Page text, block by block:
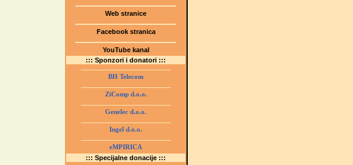
Web stranice
www.gmstziam.com.ba
Facebook stranica
YouTube kanal
GMS Tuzla
::: Sponzori i donatori :::
BH Telecom
ZiComp d.o.o.
Genelec d.o.o.
Ingel d.o.o.
eMPIRICA
::: Specijalne donacije :::